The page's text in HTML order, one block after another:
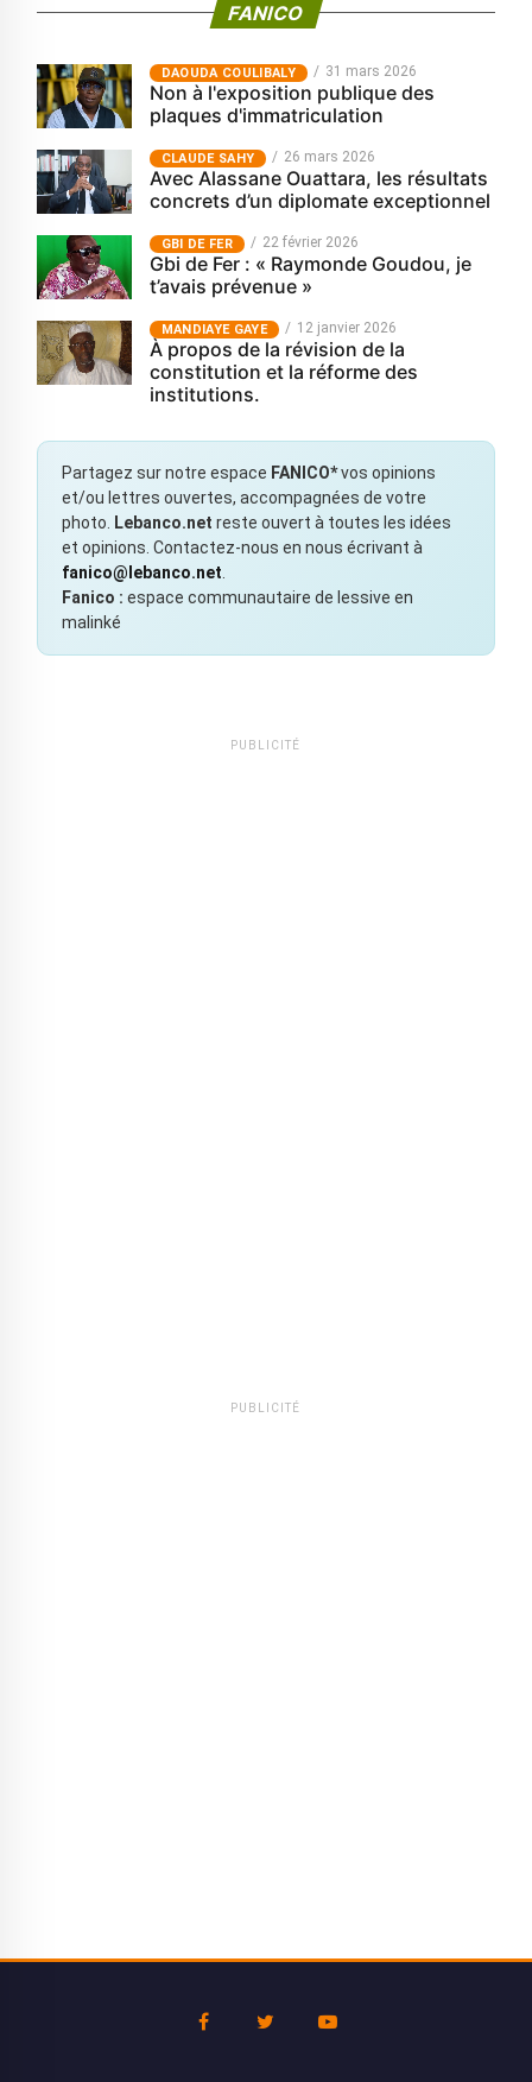
FANICO
‎DAOUDA COULIBALY 31 mars 2026
Non à l'exposition publique des
plaques d'immatriculation
CLAUDE SAHY 26 mars 2026
Avec Alassane Ouattara, les résultats
concrets d’un diplomate exceptionnel
GBI DE FER 22 février 2026
Gbi de Fer : « Raymonde Goudou, je
t’avais prévenue »
MANDIAYE GAYE 12 janvier 2026
À propos de la révision de la
constitution et la réforme des
institutions.
Partagez sur notre espace FANICO*vos opinions
et/ou lettres ouvertes, accompagnées de votre
photo.
Lebanco.net reste ouvert à toutes les idées
et opinions. Contactez-nous en nous écrivant à
fanico@lebanco.net
Fanico : espace communautaire de lessive en
malinké
PUBLICITÉ
PUBLICITÉ